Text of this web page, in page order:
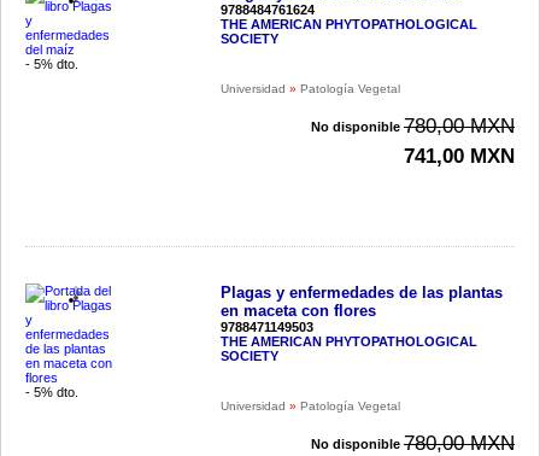
- 5% dto.
9788484761624
THE AMERICAN PHYTOPATHOLOGICAL
SOCIETY
Universidad »Patología Vegetal
No disponible 780,00 MXN
741,00 MXN
- 5% dto.
Plagas y enfermedades de las plantas
en maceta con flores
9788471149503
THE AMERICAN PHYTOPATHOLOGICAL
SOCIETY
Universidad »Patología Vegetal
No disponible 780,00 MXN